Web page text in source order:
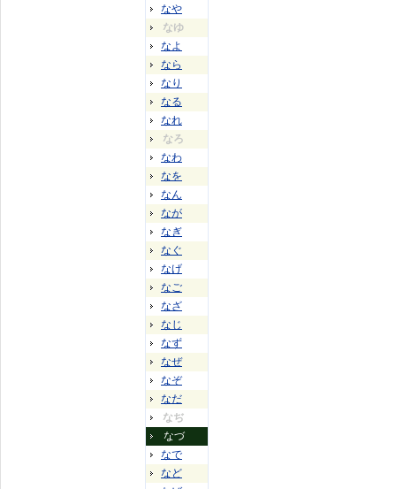
なや
なゆ
なよ
なら
なり
なる
なれ
なろ
なわ
なを
なん
なが
なぎ
なぐ
なげ
なご
なざ
なじ
なず
なぜ
なぞ
なだ
なぢ
なづ
なで
など